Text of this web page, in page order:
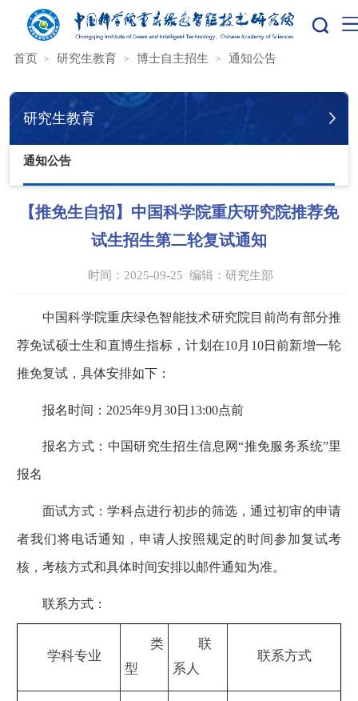
您的位置：
首页 研究生教育 博士自主招生 通知公告
研究生教育
通知公告
【推免生自招】中国科学院重庆研究院推荐免
试生招生第二轮复试通知
时间：2025-09-25 编辑：研究生部
中国科学院重庆绿色智能技术研究院目前尚有部分推
荐免试硕士生和直博生指标，计划在10月10日前新增一轮
推免复试，具体安排如下：
报名时间：2025年9月30日13:00点前
报名方式：中国研究生招生信息网“推免服务系统”里
报名
面试方式：学科点进行初步的筛选，通过初审的申请
者我们将电话通知，申请人按照规定的时间参加复试考
核，考核方式和具体时间安排以邮件通知为准。
联系方式：
学科专业
类
型
联
系人
联系方式